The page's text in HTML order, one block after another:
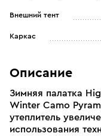
Внешний тент
Каркас
Описание
Зимняя палатка
Winter Camo
утеплитель
использования